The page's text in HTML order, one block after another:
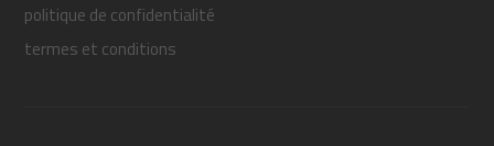
politique de confidentialité
termes et conditions